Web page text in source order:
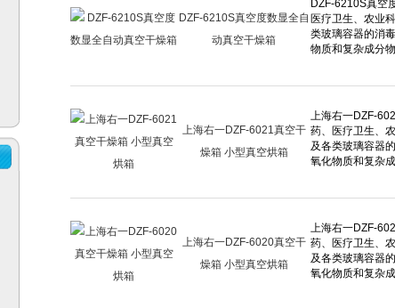
DZF-6210S真空度数显全自
动真空干燥箱
上海右一DZF-6021真空干
燥箱 小型真空烘箱
上海右一DZF-6020真空干
燥箱 小型真空烘箱